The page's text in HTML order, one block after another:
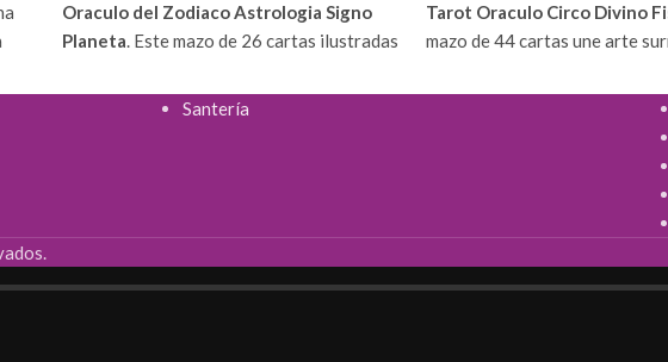
tu
Oraculo del Zodiaco Astrologia Signo
Planeta. Este mazo de 26 cartas ilustradas
con las energías de los astros y obtener
significativas.
Tarot Oraculo Circo Divino
mazo de 44 cartas une arte
alegría sin límites.
Mensajes
empoderadores para confiar
pensamiento lateral.
Santería